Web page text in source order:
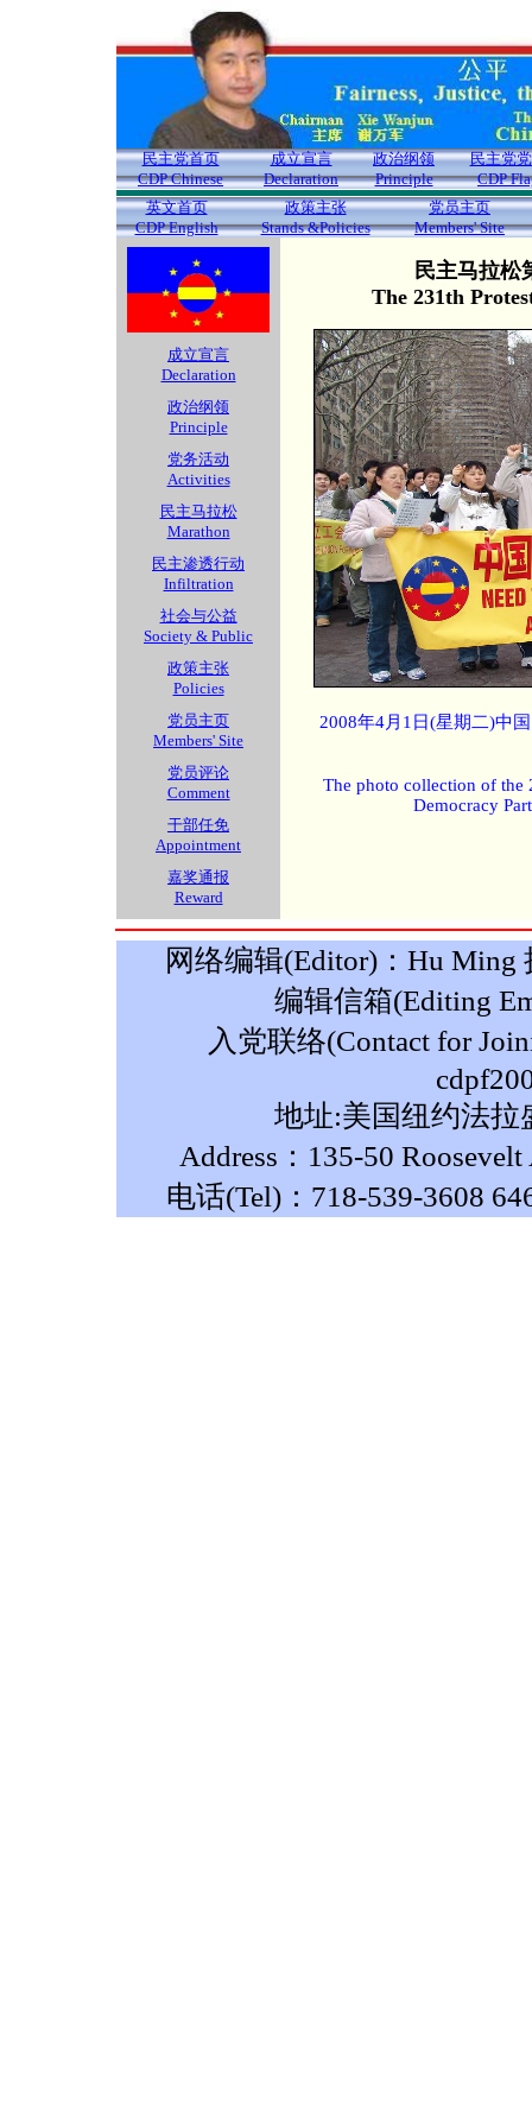
民主党首页
CDP Chinese
成立宣言
Declaration
政治纲领
Principle
民主党
CDP
英文首页
CDP English
政策主张
Stands &Policies
党员主页
Members' Site
成立宣言
Declaration
政治纲领
Principle
党务活动
Activities
民主马拉松
Marathon
民主渗透行动
Infiltration
社会与公益
Society & Public
政策主张
Policies
党员主页
Members' Site
党员评论
Comment
干部任免
Appointment
嘉奖通报
Reward
民主马拉松
The 231th
2008年4月1日(星期二)中
The photo collection of the
Democracy
网络编辑(Editor)：Hu Ming
编辑信箱(Editing
入党联络(Contact for
地址:美国纽约法拉
Address：135-50
电话(Tel)：718-539-3608